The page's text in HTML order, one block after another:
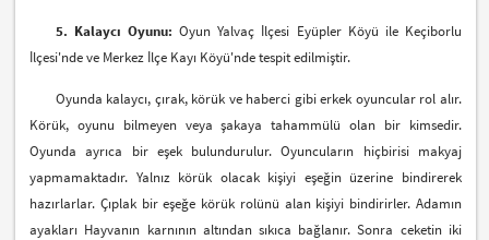
5. Kalaycı Oyunu: Oyun Yalvaç İlçesi Eyüpler Köyü ile Keçiborlu
İlçesi'nde ve Merkez İlçe Kayı Köyü'nde tespit edilmiştir.
Oyunda kalaycı, çırak, körük ve haberci gibi erkek oyuncular rol alır.
Körük, oyunu bilmeyen veya şakaya tahammülü olan bir kimsedir.
Oyunda ayrıca bir eşek bulundurulur. Oyuncuların hiçbirisi makyaj
yapmamaktadır. Yalnız körük olacak kişiyi eşeğin üzerine bindirerek
hazırlarlar. Çıplak bir eşeğe körük rolünü alan kişiyi bindirirler. Adamın
ayakları Hayvanın karnının altından sıkıca bağlanır. Sonra ceketin iki